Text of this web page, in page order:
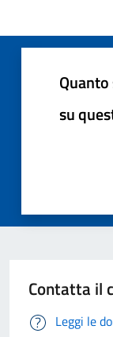
su
Contatta il
Leggi le